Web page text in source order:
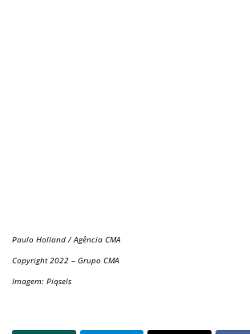
Paulo Holland / Agência CMA
Copyright 2022 – Grupo CMA
Imagem: Piqsels